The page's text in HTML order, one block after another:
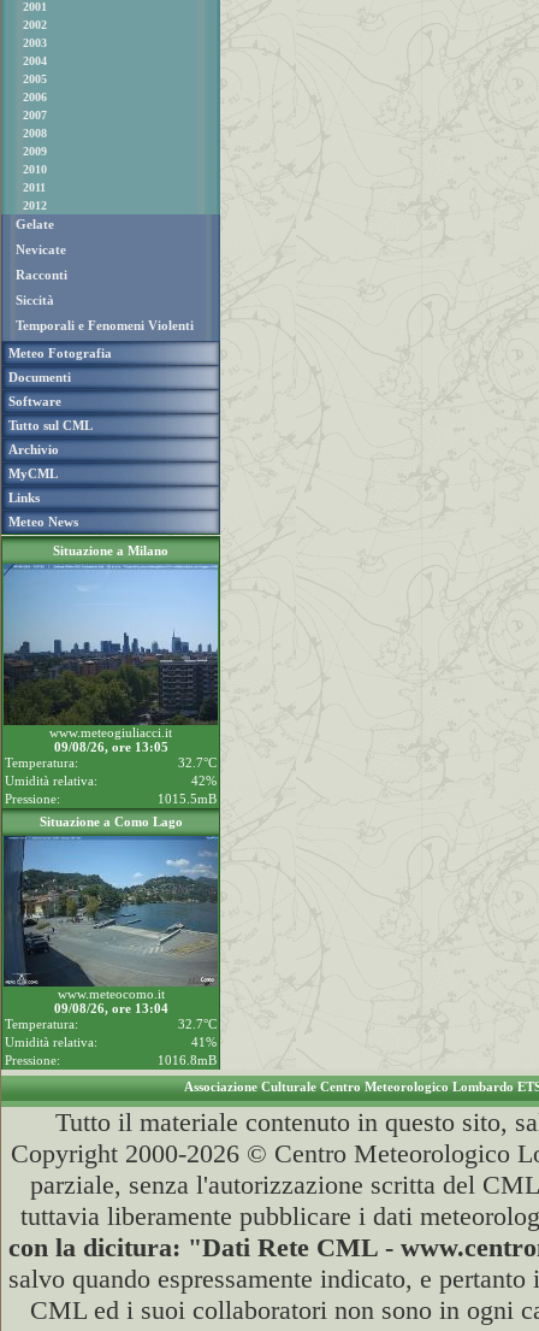
2001
2002
2003
2004
2005
2006
2007
2008
2009
2010
2011
2012
Gelate
Nevicate
Racconti
Siccità
Temporali e Fenomeni Violenti
Meteo Fotografia
Documenti
Software
Tutto sul CML
Archivio
MyCML
Links
Meteo News
Situazione a Milano
www.meteogiuliacci.it
09/08/26, ore 13:05
Temperatura:
32.7°C
Umidità relativa:
42%
Pressione:
1015.5mB
Situazione a Como Lago
www.meteocomo.it
09/08/26, ore 13:04
Temperatura:
32.7°C
Umidità relativa:
41%
Pressione:
1016.8mB
Associazione Culturale Centro Meteorologico Lombardo
Tutto il materiale contenuto in questo sito,
Copyright 2000-2026 © Centro Meteorologico
parziale, senza l'autorizzazione scritta del
tuttavia liberamente pubblicare i dati
con la dicitura: "Dati Rete CML -
salvo quando espressamente indicato, e
CML ed i suoi collaboratori non sono in ogni